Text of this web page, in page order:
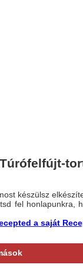
készülsz
fel honlapunkra,
a saját